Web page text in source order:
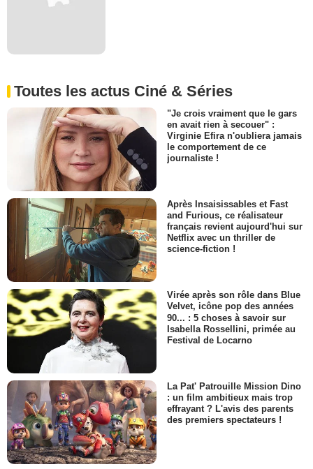
Toutes les actus Ciné & Séries
"Je crois vraiment que le gars
en avait rien à secouer" :
Virginie Efira n'oubliera jamais
le comportement de ce
journaliste !
Après Insaisissables et Fast
and Furious, ce réalisateur
français revient aujourd'hui sur
Netflix avec un thriller de
science-fiction !
Virée après son rôle dans Blue
Velvet, icône pop des années
90... : 5 choses à savoir sur
Isabella Rossellini, primée au
Festival de Locarno
La Pat' Patrouille Mission Dino
: un film ambitieux mais trop
effrayant ? L'avis des parents
des premiers spectateurs !